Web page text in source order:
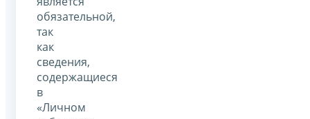
обязательной,
так
как
сведения,
содержащиеся
в
«Личном